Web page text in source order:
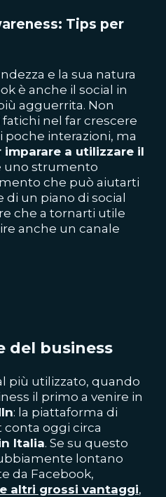
Tips per
e la sua natura
è anche il social in
agguerrita. Non
nel far crescere
poche interazioni, ma
imparare a utilizzare il
uno strumento
che può aiutarti
un piano di social
che a tornarti utile
anche un canale
del business
più utilizzato, quando
il primo a venire in
: la piattaforma di
oggi circa
Italia. Se su questo
lontano
da Facebook,
altri grossi vantaggi,